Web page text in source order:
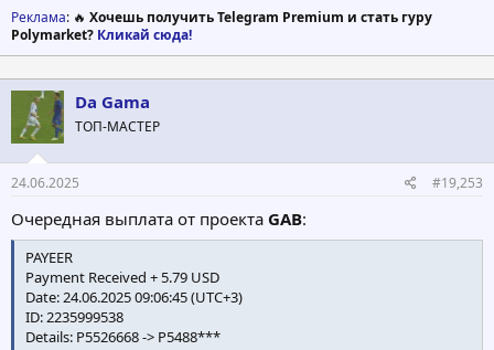
Реклама: 🔥 Хочешь получить Telegram Premium и стать гуру
Polymarket? Кликай сюда!
Da Gama
ТОП-МАСТЕР
24.06.2025 #19,253
Очередная выплата от проекта GAB:
PAYEER
Payment Received + 5.79 USD
Date: 24.06.2025 09:06:45 (UTC+3)
ID: 2235999538
Details: P5526668 -> P5488***